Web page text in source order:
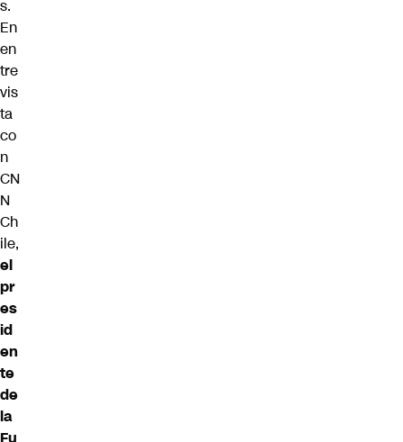
s.
En
en
tre
vis
ta
co
n
CN
N
Ch
ile,
el
pr
es
id
en
te
de
la
Fu